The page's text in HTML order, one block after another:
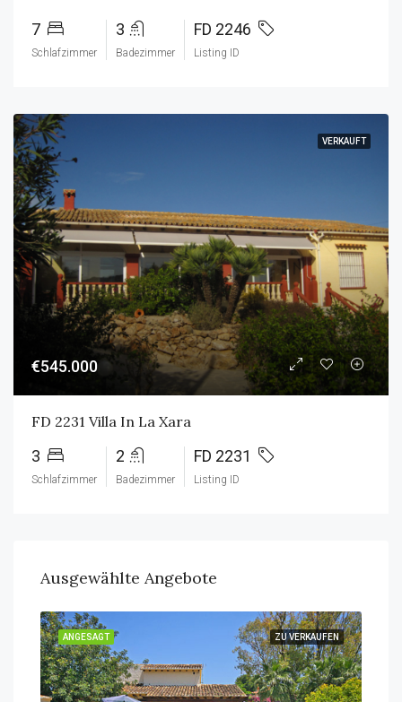
7
Schlafzimmer
3
Badezimmer
FD 2246
Listing ID
VERKAUFT
€545.000
FD 2231 Villa In La Xara
3
Schlafzimmer
2
Badezimmer
FD 2231
Listing ID
Ausgewählte Angebote
ZU VERKAUFEN
ANGESAGT